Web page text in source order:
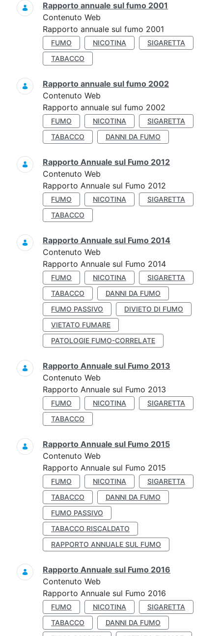
Rapporto annuale sul fumo 2001
Contenuto Web
Rapporto annuale sul fumo 2001
FUMO NICOTINA
SIGARETTA
TABACCO
Rapporto annuale sul fumo 2002
Contenuto Web
Rapporto annuale sul fumo 2002
FUMO NICOTINA
SIGARETTA
TABACCO
DANNI DA FUMO
Rapporto Annuale sul Fumo 2012
Contenuto Web
Rapporto Annuale sul Fumo 2012
FUMO NICOTINA
SIGARETTA
TABACCO
Rapporto Annuale sul Fumo 2014
Contenuto Web
Rapporto Annuale sul Fumo 2014
FUMO NICOTINA
SIGARETTA
TABACCO
DANNI DA FUMO
FUMO PASSIVO
DIVIETO DI FUMO
VIETATO FUMARE
PATOLOGIE FUMO-CORRELATE
Rapporto Annuale sul Fumo 2013
Contenuto Web
Rapporto Annuale sul Fumo 2013
FUMO NICOTINA
SIGARETTA
TABACCO
Rapporto Annuale sul Fumo 2015
Contenuto Web
Rapporto Annuale sul Fumo 2015
FUMO NICOTINA
SIGARETTA
TABACCO
DANNI DA FUMO
FUMO PASSIVO
TABACCO RISCALDATO
RAPPORTO ANNUALE SUL FUMO
Rapporto Annuale sul Fumo 2016
Contenuto Web
Rapporto Annuale sul Fumo 2016
FUMO NICOTINA
SIGARETTA
TABACCO
DANNI DA FUMO